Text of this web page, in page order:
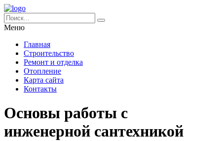
Меню
Главная
Строительство
Ремонт и отделка
Отопление
Карта сайта
Контакты
Основы работы с
инженерной сантехникой